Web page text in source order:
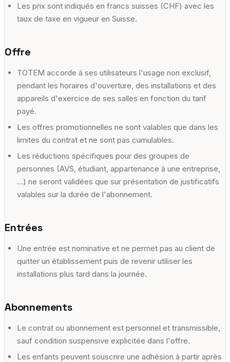
Les prix sont indiqués en francs suisses (CHF) avec les
taux de taxe en vigueur en Suisse.
Offre
TOTEM accorde à ses utilisateurs l'usage non exclusif,
pendant les horaires d'ouverture, des installations et des
appareils d'exercice de ses salles en fonction du tarif
payé.
Les offres promotionnelles ne sont valables que dans les
limites du contrat et ne sont pas cumulables.
Les réductions spécifiques pour des groupes de
personnes (AVS, étudiant, appartenance à une entreprise,
…) ne seront validées que sur présentation de justificatifs
valables sur la durée de l'abonnement.
Entrées
Une entrée est nominative et ne permet pas au client de
quitter un établissement puis de revenir utiliser les
installations plus tard dans la journée.
Abonnements
Le contrat ou abonnement est personnel et transmissible,
sauf condition suspensive explicitée dans l'offre.
Les enfants peuvent souscrire une adhésion à partir après